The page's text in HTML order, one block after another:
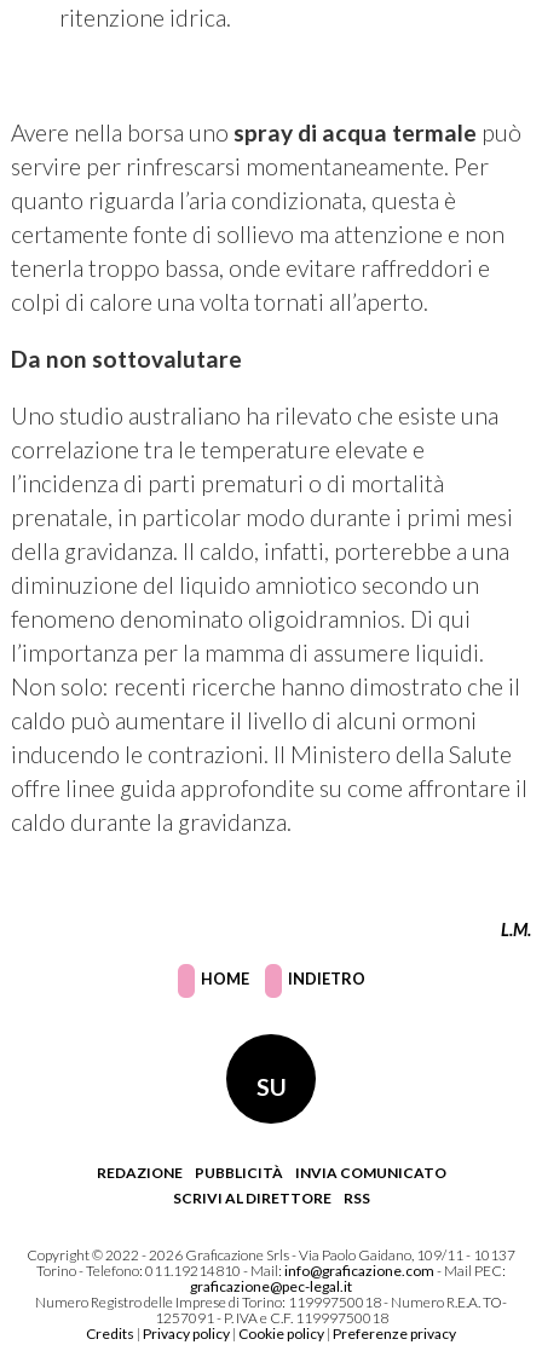
ritenzione idrica.
Avere nella borsa uno spray di acqua termale può
servire per rinfrescarsi momentaneamente. Per
quanto riguarda l’aria condizionata, questa è
certamente fonte di sollievo ma attenzione e non
tenerla troppo bassa, onde evitare raffreddori e
colpi di calore una volta tornati all’aperto.
Da non sottovalutare
Uno studio australiano ha rilevato che esiste una
correlazione tra le temperature elevate e
l’incidenza di parti prematuri o di mortalità
prenatale, in particolar modo durante i primi mesi
della gravidanza. Il caldo, infatti, porterebbe a una
diminuzione del liquido amniotico secondo un
fenomeno denominato oligoidramnios. Di qui
l’importanza per la mamma di assumere liquidi.
Non solo: recenti ricerche hanno dimostrato che il
caldo può aumentare il livello di alcuni ormoni
inducendo le contrazioni. Il Ministero della Salute
offre linee guida approfondite su come affrontare il
caldo durante la gravidanza.
L.M.
HOME INDIETRO
SU
REDAZIONE PUBBLICITÀ
INVIA COMUNICATO
SCRIVI AL DIRETTORE
RSS
Copyright © 2022 - 2026 Graficazione Srls - Via Paolo Gaidano, 109/11 - 10137
Torino - Telefono: 011.19214810 - Mail: info@graficazione.com - Mail PEC:
graficazione@pec-legal.it
Numero Registro delle Imprese di Torino: 11999750018 - Numero R.E.A. TO-
1257091 - P. IVA e C.F. 11999750018
Credits | Privacy policy | Cookie policy | Preferenze privacy